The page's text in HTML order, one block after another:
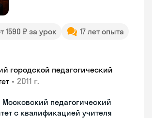
1590 ₽ за урок
17 лет опыта
городской педагогический
• 2011 г.
Московский педагогический
с квалификацией учителя